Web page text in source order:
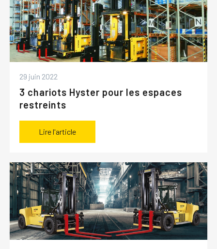
29 juin 2022
3 chariots Hyster pour les espaces
restreints
Lire l'article